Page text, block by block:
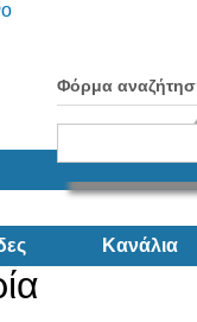
Φόρμα
Κανάλια